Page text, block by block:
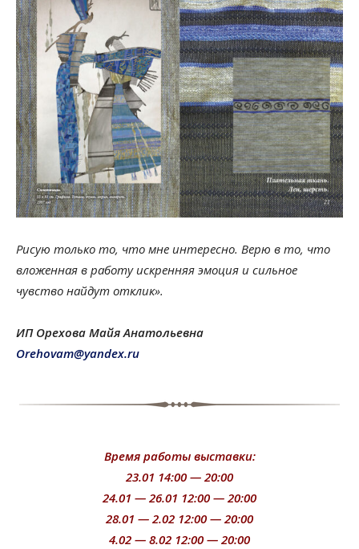
Рисую только то, что мне интересно. Верю в то, что
вложенная в работу искренняя эмоция и сильное
чувство найдут отклик».
ИП Орехова Майя Анатольевна
Orehovam@yandex.ru
Время работы выставки:
23.01 14:00 — 20:00
24.01 — 26.01 12:00 — 20:00
28.01 — 2.02 12:00 — 20:00
4.02 — 8.02 12:00 — 20:00